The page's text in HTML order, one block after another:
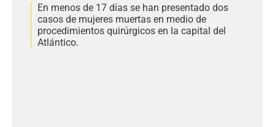
En menos de 17 días se han presentado dos
casos de mujeres muertas en medio de
procedimientos quirúrgicos en la capital del
Atlántico.